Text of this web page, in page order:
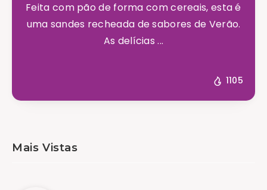
Feita com pão de forma com cereais, esta é
uma sandes recheada de sabores de Verão.
As delícias ...
1105
Mais Vistas